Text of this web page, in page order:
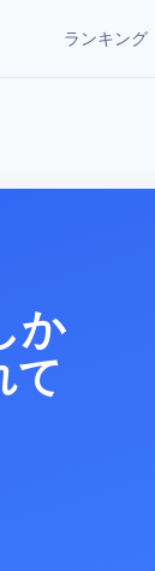
ランキング
か
て